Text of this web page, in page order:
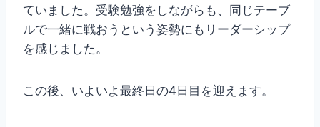
ていました。受験勉強をしながらも、同じテーブ
ルで一緒に戦おうという姿勢にもリーダーシップ
を感じました。
この後、いよいよ最終日の4日目を迎えます。